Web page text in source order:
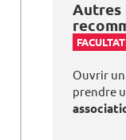
Autres
Ouvrir un
prendre